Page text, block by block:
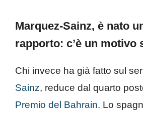
Marquez-Sainz, è nato
rapporto: c’è un motivo
Chi invece ha già fatto sul
Sainz, reduce dal quarto
Premio del Bahrain. Lo